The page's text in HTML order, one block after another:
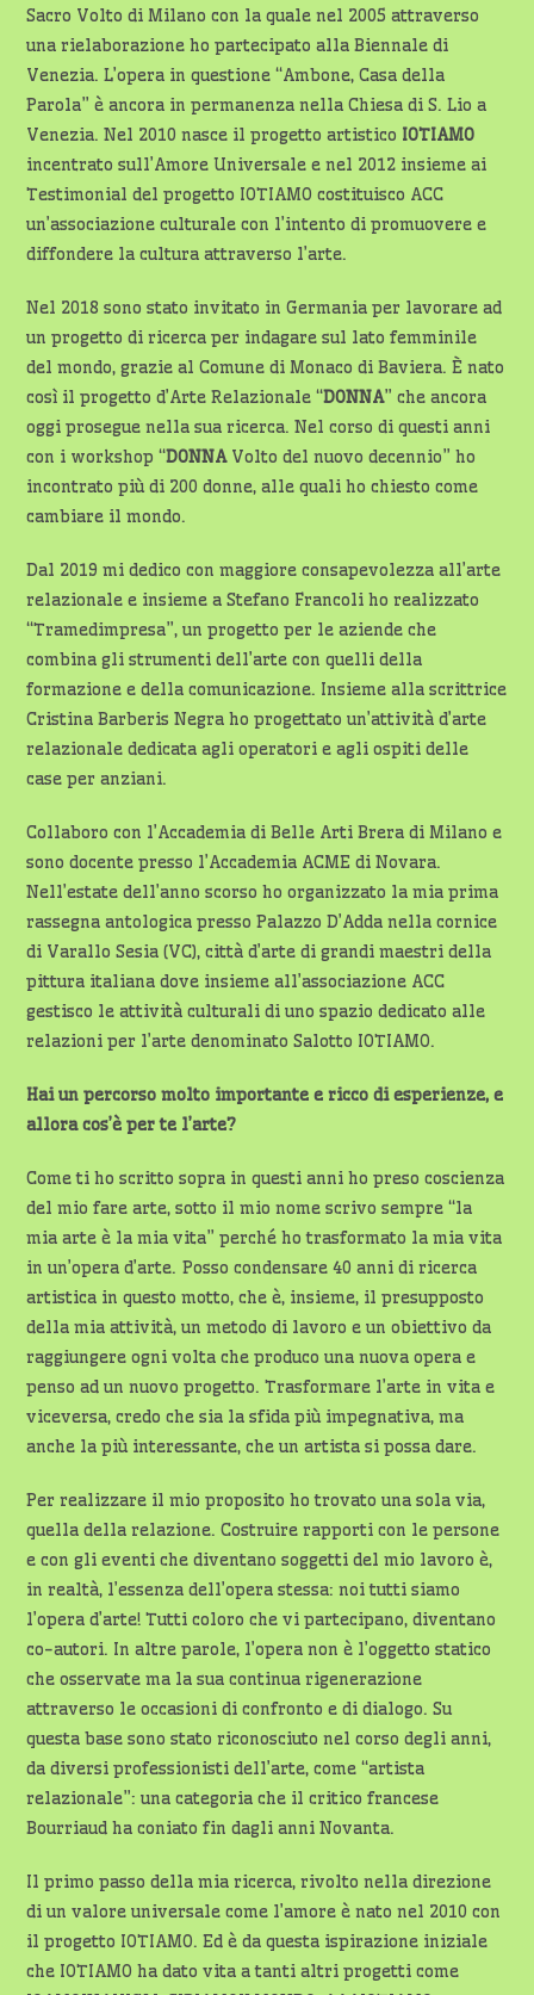
Sacro Volto di Milano con la quale nel 2005 attraverso
una rielaborazione ho partecipato alla Biennale di
Venezia. L’opera in questione “Ambone, Casa della
Parola” è ancora in permanenza nella Chiesa di S. Lio a
Venezia. Nel 2010 nasce il progetto artistico IOTIAMO
incentrato sull’Amore Universale e nel 2012 insieme ai
Testimonial del progetto IOTIAMO costituisco ACC
un’associazione culturale con l’intento di promuovere e
diffondere la cultura attraverso l’arte.
Nel 2018 sono stato invitato in Germania per lavorare ad
un progetto di ricerca per indagare sul lato femminile
del mondo, grazie al Comune di Monaco di Baviera. È nato
così il progetto d’Arte Relazionale “DONNA” che ancora
oggi prosegue nella sua ricerca. Nel corso di questi anni
con i workshop “DONNAVolto del nuovo decennio” ho
incontrato più di 200 donne, alle quali ho chiesto come
cambiare il mondo.
Dal 2019 mi dedico con maggiore consapevolezza all’arte
relazionale e insieme a Stefano Francoli ho realizzato
“Tramedimpresa”, un progetto per le aziende che
combina gli strumenti dell’arte con quelli della
formazione e della comunicazione. Insieme alla scrittrice
Cristina Barberis Negra ho progettato un’attività d’arte
relazionale dedicata agli operatori e agli ospiti delle
case per anziani.
Collaboro con l’Accademia di Belle Arti Brera di Milano e
sono docente presso l’Accademia ACME di Novara.
Nell’estate dell’anno scorso ho organizzato la mia prima
rassegna antologica presso Palazzo D’Adda nella cornice
di Varallo Sesia (VC), città d’arte di grandi maestri della
pittura italiana dove insieme all’associazione ACC
gestisco le attività culturali di uno spazio dedicato alle
relazioni per l’arte denominato Salotto IOTIAMO.
Hai un percorso molto importante e ricco di esperienze, e
allora cos’è per te l’arte?
Come ti ho scritto sopra in questi anni ho preso coscienza
del mio fare arte, sotto il mio nome scrivo sempre “la
mia arte è la mia vita” perché ho trasformato la mia vita
in un’opera d’arte. Posso condensare 40 anni di ricerca
artistica in questo motto, che è, insieme, il presupposto
della mia attività, un metodo di lavoro e un obiettivo da
raggiungere ogni volta che produco una nuova opera e
penso ad un nuovo progetto. Trasformare l’arte in vita e
viceversa, credo che sia la sfida più impegnativa, ma
anche la più interessante, che un artista si possa dare.
Per realizzare il mio proposito ho trovato una sola via,
quella della relazione. Costruire rapporti con le persone
e con gli eventi che diventano soggetti del mio lavoro è,
in realtà, l’essenza dell’opera stessa: noi tutti siamo
l’opera d’arte! Tutti coloro che vi partecipano, diventano
co-autori. In altre parole, l’opera non è l’oggetto statico
che osservate ma la sua continua rigenerazione
attraverso le occasioni di confronto e di dialogo. Su
questa base sono stato riconosciuto nel corso degli anni,
da diversi professionisti dell’arte, come “artista
relazionale”: una categoria che il critico francese
Bourriaud ha coniato fin dagli anni Novanta.
Il primo passo della mia ricerca, rivolto nella direzione
di un valore universale come l’amore è nato nel 2010 con
il progetto IOTIAMO. Ed è da questa ispirazione iniziale
che IOTIAMO ha dato vita a tanti altri progetti come